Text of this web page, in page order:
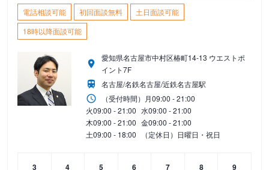
電話相談可能 初回面談無料
土日面談可能
18時以降面談可能
愛知県名古屋市中村区椿町14-13 ウエストポ
イント7F
名古屋/名鉄名古屋/近鉄名古屋駅
（受付時間） 月09:00 - 21:00
火09:00 - 21:00 水09:00 - 21:00
木09:00 - 21:00 金09:00 - 21:00
土09:00 - 18:00 （定休日）日曜日・祝日
3
4
5
6
7
8
9